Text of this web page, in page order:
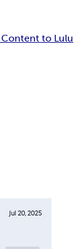
Content to Lulu
Jul 20, 2025